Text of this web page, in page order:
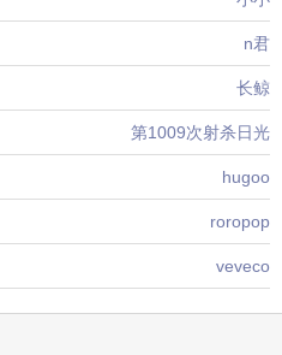
n君
长鲸
第1009次射杀日光
hugoo
roropop
veveco